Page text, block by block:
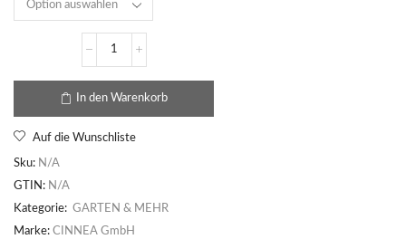
In den Warenkorb
Auf die Wunschliste
Sku: N/A
GTIN: N/A
Kategorie: GARTEN & MEHR
Marke: CINNEA GmbH